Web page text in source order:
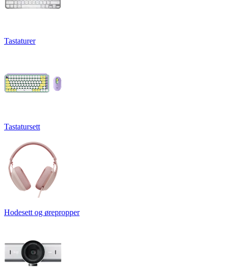
Tastaturer
Tastatursett
Hodesett og ørepropper